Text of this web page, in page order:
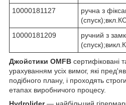
10000181127
ручна з
10000181209
ручний з
Джойстики OMFB сертифіковані
урахуванням усіх вимог, які
подібного плану, і проходять
етапах виробничого процесу.
Hydrolider— найбільший